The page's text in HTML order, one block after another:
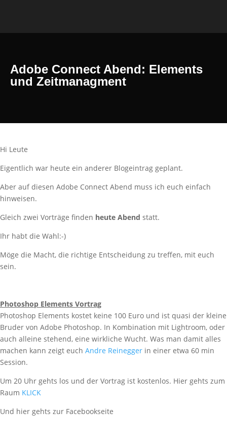
Adobe Connect Abend: Elements
und Zeitmanagment
Hi Leute
Eigentlich war heute ein anderer Blogeintrag geplant.
Aber auf diesen Adobe Connect Abend muss ich euch einfach
hinweisen.
Gleich zwei Vorträge finden heute Abend statt.
Ihr habt die Wahl:-)
Möge die Macht, die richtige Entscheidung zu treffen, mit euch
sein.
Photoshop Elements Vortrag
Photoshop Elements kostet keine 100 Euro und ist quasi der kleine
Bruder von Adobe Photoshop. In Kombination mit Lightroom, oder
auch alleine stehend, eine wirkliche Wucht. Was man damit alles
machen kann zeigt euch Andre Reinegger in einer etwa 60 min
Session.
Um 20 Uhr gehts los und der Vortrag ist kostenlos. Hier gehts zum
Raum KLICK
Und hier gehts zur Facebookseite